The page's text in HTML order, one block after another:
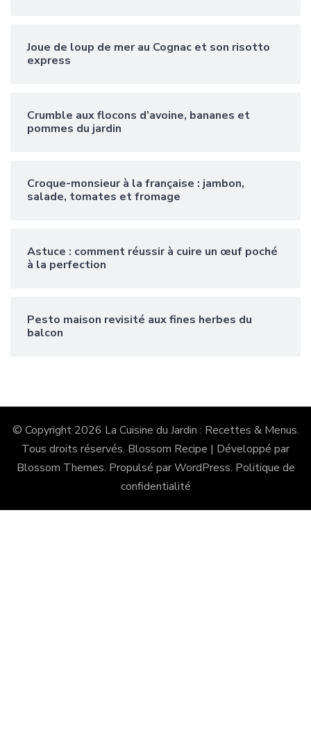
Joue de loup de mer au Cognac et son risotto
express
Crumble aux flocons d’avoine, bananes et
pommes du jardin
Croque-monsieur à la française : jambon,
salade, tomates et fromage
Astuce : comment réussir à cuire un œuf poché
à la perfection
Pesto maison revisité aux fines herbes du
balcon
© Copyright 2026 La Cuisine du Jardin : Recettes & Menus.
Tous droits réservés. Blossom Recipe | Développé par
Blossom Themes. Propulsé parWordPress. Politique de
confidentialité